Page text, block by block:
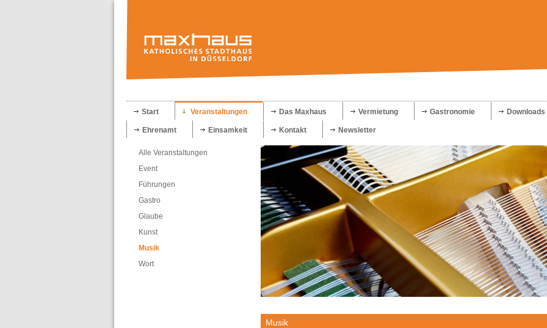
Start Veranstaltungen Das Maxhaus Vermietung Gastronomie Downloads
Ehrenamt Einsamkeit Kontakt Newsletter
Alle Veranstaltungen
Event
Führungen
Gastro
Glaube
Kunst
Musik
Wort
Musik